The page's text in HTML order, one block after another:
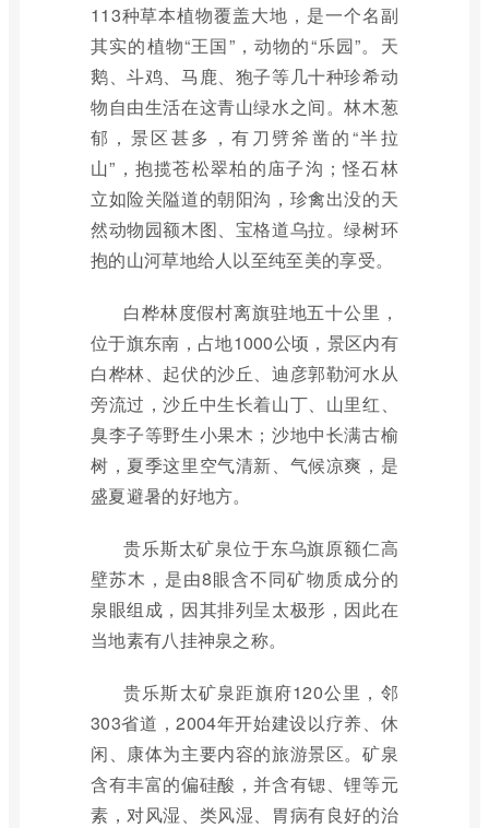
113种草本植物覆盖大地，是一个名副
其实的植物“王国”，动物的“乐园”。天
鹅、斗鸡、马鹿、狍子等几十种珍希动
物自由生活在这青山绿水之间。林木葱
郁，景区甚多，有刀劈斧凿的“半拉
山”，抱揽苍松翠柏的庙子沟；怪石林
立如险关隘道的朝阳沟，珍禽出没的天
然动物园额木图、宝格道乌拉。绿树环
抱的山河草地给人以至纯至美的享受。
白桦林度假村离旗驻地五十公里，
位于旗东南，占地1000公顷，景区内有
白桦林、起伏的沙丘、迪彦郭勒河水从
旁流过，沙丘中生长着山丁、山里红、
臭李子等野生小果木；沙地中长满古榆
树，夏季这里空气清新、气候凉爽，是
盛夏避暑的好地方。
贵乐斯太矿泉位于东乌旗原额仁高
壁苏木，是由8眼含不同矿物质成分的
泉眼组成，因其排列呈太极形，因此在
当地素有八挂神泉之称。
贵乐斯太矿泉距旗府120公里，邻
303省道，2004年开始建设以疗养、休
闲、康体为主要内容的旅游景区。矿泉
含有丰富的偏硅酸，并含有锶、锂等元
素，对风湿、类风湿、胃病有良好的治